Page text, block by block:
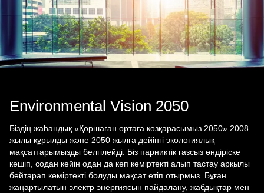
Environmental Vision 2050
Біздің жаһандық «Қоршаған ортаға көзқарасымыз 2050» 2008
жылы құрылды және 2050 жылға дейінгі экологиялық
мақсаттарымызды белгілейді. Біз парниктік газсыз өндіріске
көшіп, содан кейін одан да көп көміртекті алып тастау арқылы
бейтарап көміртекті болуды мақсат етіп отырмыз. Бұған
жаңартылатын электр энергиясын пайдалану, жабдықтар мен